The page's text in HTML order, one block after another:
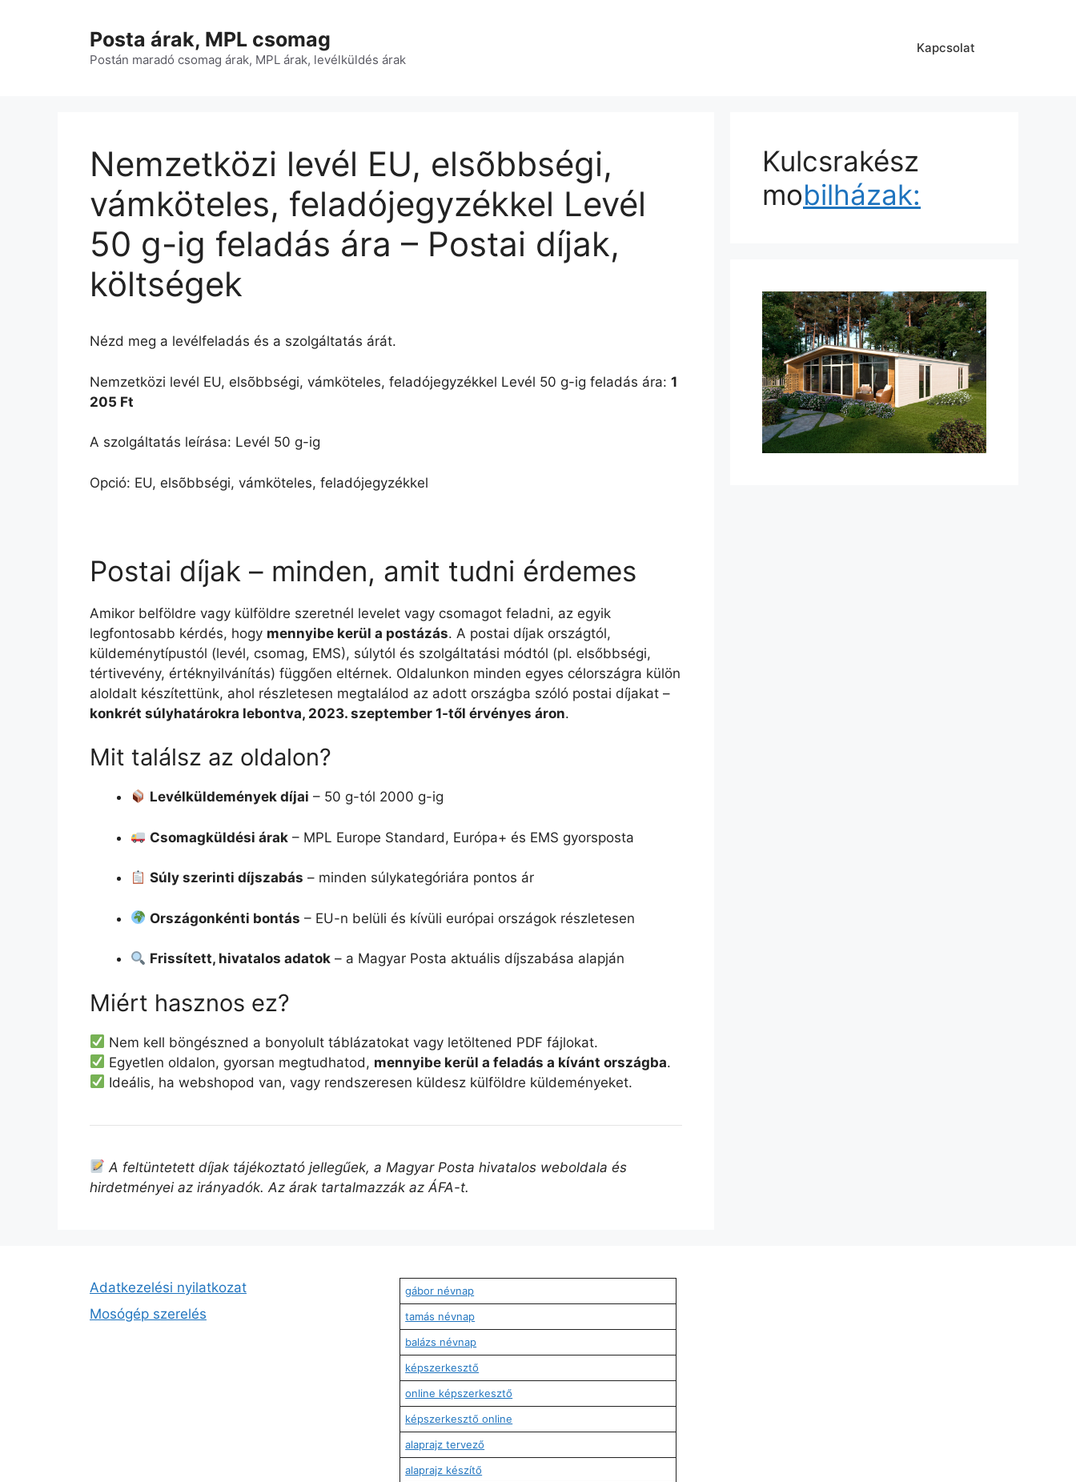
Posta árak, MPL csomag
Postán maradó csomag árak, MPL árak, levélküldés árak
Kapcsolat
Nemzetközi levél EU, elsõbbségi,
vámköteles, feladójegyzékkel Levél
50 g-ig feladás ára – Postai díjak,
költségek
Nézd meg a levélfeladás és a szolgáltatás árát.
Nemzetközi levél EU, elsõbbségi, vámköteles, feladójegyzékkel Levél 50 g-ig feladás ára: 1
205 Ft
A szolgáltatás leírása: Levél 50 g-ig
Opció: EU, elsõbbségi, vámköteles, feladójegyzékkel
Postai díjak – minden, amit tudni érdemes
Amikor belföldre vagy külföldre szeretnél levelet vagy csomagot feladni, az egyik
legfontosabb kérdés, hogy mennyibe kerül a postázás. A postai díjak országtól,
küldeménytípustól (levél, csomag, EMS), súlytól és szolgáltatási módtól (pl. elsőbbségi,
tértivevény, értéknyilvánítás) függően eltérnek. Oldalunkon minden egyes célországra külön
aloldalt készítettünk, ahol részletesen megtalálod az adott országba szóló postai díjakat –
konkrét súlyhatárokra lebontva, 2023. szeptember 1-től érvényes áron.
Mit találsz az oldalon?
Levélküldemények díjai – 50 g-tól 2000 g-ig
Csomagküldési árak – MPL Europe Standard, Európa+ és EMS gyorsposta
Súly szerinti díjszabás – minden súlykategóriára pontos ár
Országonkénti bontás – EU-n belüli és kívüli európai országok részletesen
Frissített, hivatalos adatok – a Magyar Posta aktuális díjszabása alapján
Miért hasznos ez?
Nem kell böngészned a bonyolult táblázatokat vagy letöltened PDF fájlokat.
Egyetlen oldalon, gyorsan megtudhatod, mennyibe kerül a feladás a kívánt országba.
Ideális, ha webshopod van, vagy rendszeresen küldesz külföldre küldeményeket.
A feltüntetett díjak tájékoztató jellegűek, a Magyar Posta hivatalos weboldala és
hirdetményei az irányadók. Az árak tartalmazzák az ÁFA-t.
Kulcsrakész
mobilházak:
Adatkezelési nyilatkozat
Mosógép szerelés
gábor névnap
tamás névnap
balázs névnap
képszerkesztő
online képszerkesztő
képszerkesztő online
alaprajz tervező
alaprajz készítő